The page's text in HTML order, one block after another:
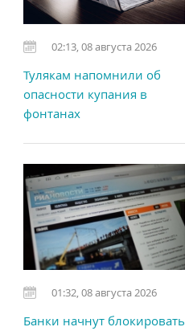
02:13, 08 августа 2026
Тулякам напомнили об
опасности купания в
фонтанах
01:32, 08 августа 2026
Банки начнут блокировать